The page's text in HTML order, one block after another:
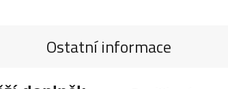
Ostatní informace